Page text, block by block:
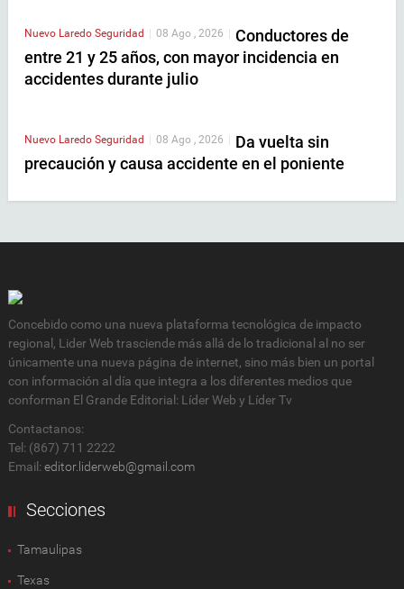
Nuevo Laredo Seguridad | 08 Ago , 2026 | Conductores de
entre 21 y 25 años, con mayor incidencia en
accidentes durante julio
Nuevo Laredo Seguridad 08 Ago , 2026
Da vuelta sin
precaución y causa accidente en el poniente
Concebido como una nueva plataforma tecnológica de impacto
regional, Lider Web trasciende más allá de lo tradicional al no ser
únicamente una nueva página de internet, sino más bien un portal
con información al día que integra a los diferentes medios que
conforman El Grande Editorial: Líder Web y Líder Tv
Contactanos:
Tel: (867) 711 2222
Email: editor.liderweb@gmail.com
Secciones
Tamaulipas
Texas